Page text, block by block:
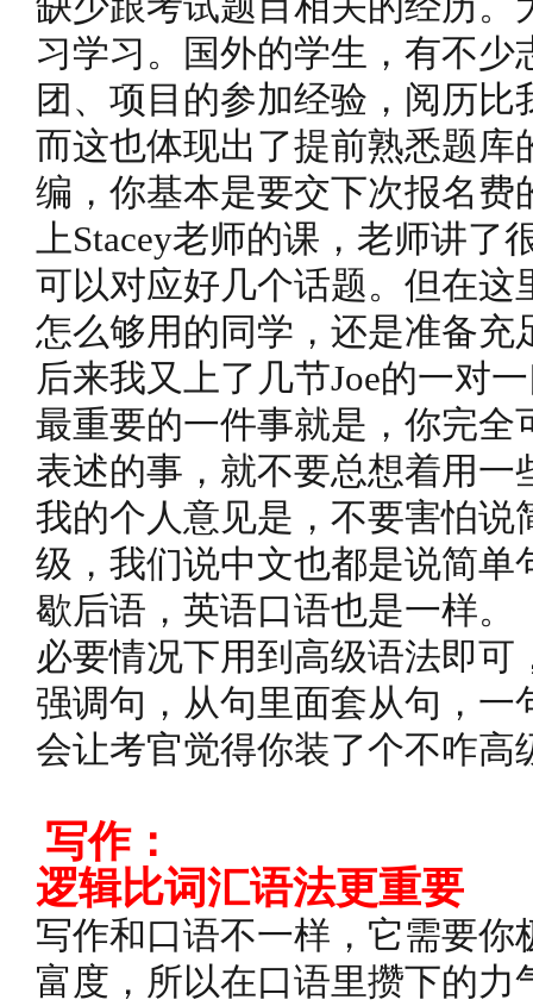
习学习。国外的学生，有不
团、项目的参加经验，阅历比
而这也体现出了提前熟悉题
编，你基本是要交下次报名费
上Stacey老师的课，老师讲了
可以对应好几个话题。但在
怎么够用的同学，还是准备充
后来我又上了几节Joe的一对
最重要的一件事就是，你完
表述的事，就不要总想着用一
我的个人意见是，不要害怕
级，我们说中文也都是说简
歇后语，英语口语也是一样。
必要情况下用到高级语法即
强调句，从句里面套从句，
会让考官觉得你装了个不咋高
写作：
逻辑比词汇语法更重要
写作和口语不一样，它需要
富度，所以在口语里攒下的